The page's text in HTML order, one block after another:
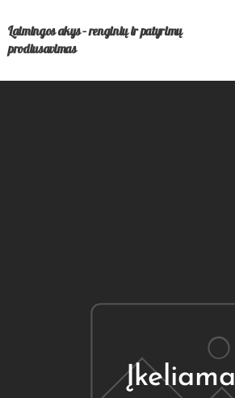
Laimingos akys – renginių ir patyrimų
prodiusavimas
Įkeliama